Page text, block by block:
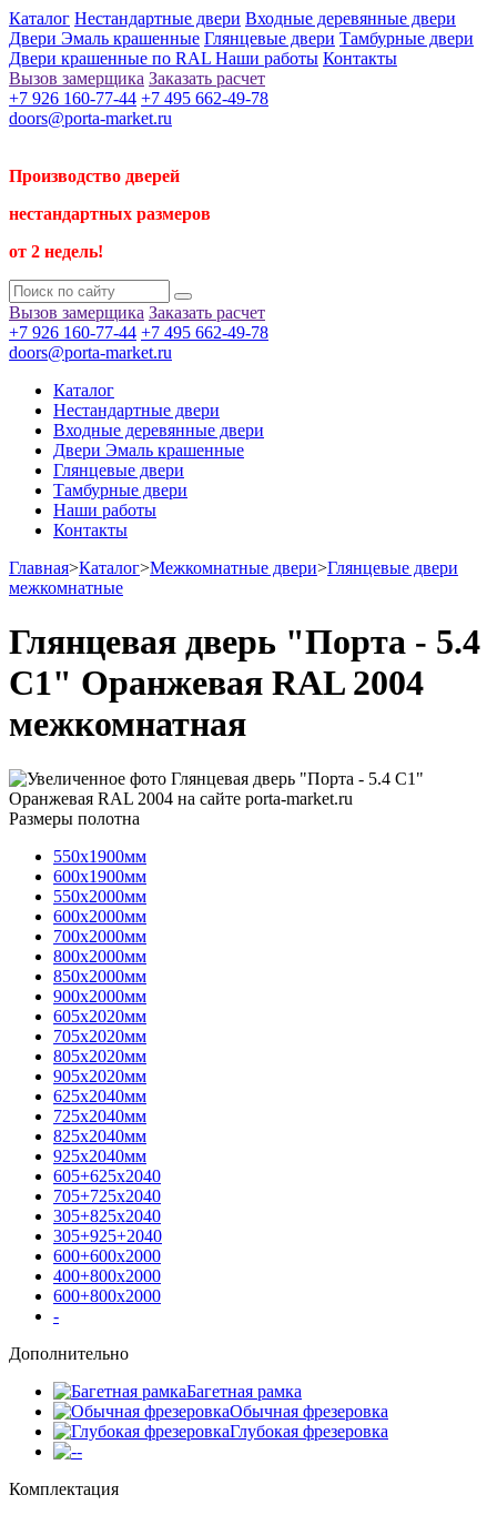
Каталог Нестандартные двери Входные деревянные двери
Двери Эмаль крашенные Глянцевые двери Тамбурные двери
Двери крашенные по RAL Наши работы Контакты
Вызов замерщика Заказать расчет
+7 926 160-77-44 +7 495 662-49-78
doors@porta-market.ru
Производство дверей
нестандартных размеров
от 2 недель!
Вызов замерщика Заказать расчет
+7 926 160-77-44 +7 495 662-49-78
doors@porta-market.ru
Каталог
Нестандартные двери
Входные деревянные двери
Двери Эмаль крашенные
Глянцевые двери
Тамбурные двери
Наши работы
Контакты
Главная>Каталог>Межкомнатные двери>Глянцевые двери
межкомнатные
Глянцевая дверь "Порта - 5.4
С1" Оранжевая RAL 2004
межкомнатная
Размеры полотна
550х1900мм
600х1900мм
550х2000мм
600х2000мм
700х2000мм
800х2000мм
850х2000мм
900х2000мм
605х2020мм
705х2020мм
805х2020мм
905х2020мм
625х2040мм
725х2040мм
825х2040мм
925х2040мм
605+625х2040
705+725х2040
305+825х2040
305+925+2040
600+600х2000
400+800х2000
600+800х2000
-
Дополнительно
Багетная рамка
Обычная фрезеровка
Глубокая фрезеровка
-
Комплектация